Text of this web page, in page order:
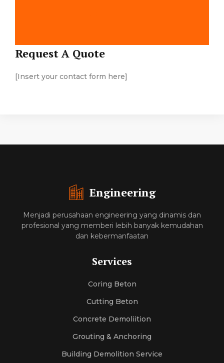
Request A Quote
[Insert your contact form here]
Engineering
Menjadi perusahaan engineering yang dinamis dan
profesional yang memberi lebih banyak kemudahan
dan kebermanfaatan
Services
Coring Beton
Cutting Beton
Concrete Demoliition
Grouting & Anchoring
Building Demolition Service